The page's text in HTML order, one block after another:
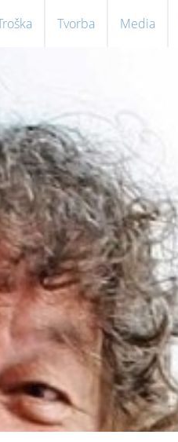
Tvorba Media